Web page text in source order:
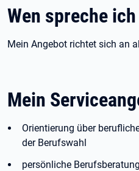
Wen spreche ich
Mein Angebot richtet sich an
Mein
Orientierung über
der Berufswahl
persönliche